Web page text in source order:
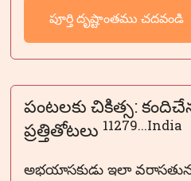
పూర్తి దృష్టాంతము చదవండి
పంటలకు చికిత్స:
ప్రత్తితోటలు 11279...India
అభయాసకుడు ఇలా